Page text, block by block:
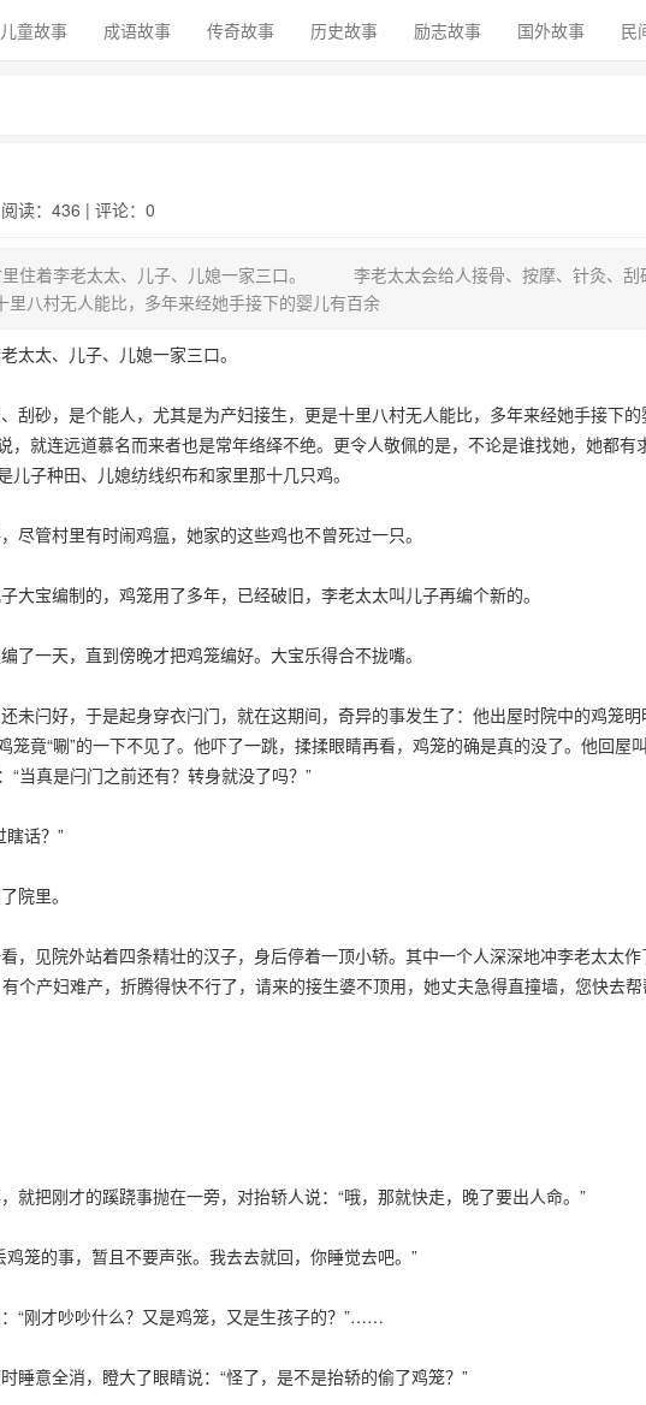
儿童故事 成语故事 传奇故事 历史故事 励志故事 国外故事 民
读：436 | 评论：0
着李老太太、儿子、儿媳一家三口。 李老太太会给人接骨、按摩、针灸、刮
八村无人能比，多年来经她手接下的婴儿有百余
太、儿子、儿媳一家三口。
砂，是个能人，尤其是为产妇接生，更是十里八村无人能比，多年来经她手接下的
，就连远道慕名而来者也是常年络绎不绝。更令人敬佩的是，不论是谁找她，她都有
子种田、儿媳纺线织布和家里那十几只鸡。
管村里有时闹鸡瘟，她家的这些鸡也不曾死过一只。
宝编制的，鸡笼用了多年，已经破旧，李老太太叫儿子再编个新的。
一天，直到傍晚才把鸡笼编好。大宝乐得合不拢嘴。
闩好，于是起身穿衣闩门，就在这期间，奇异的事发生了：他出屋时院中的鸡笼明
笼竟“唰”的一下不见了。他吓了一跳，揉揉眼睛再看，鸡笼的确是真的没了。他回屋
当真是闩门之前还有？转身就没了吗？”
话？”
里。
见院外站着四条精壮的汉子，身后停着一顶小轿。其中一个人深深地冲李老太太作
个产妇难产，折腾得快不行了，请来的接生婆不顶用，她丈夫急得直撞墙，您快去
把刚才的蹊跷事抛在一旁，对抬轿人说：“哦，那就快走，晚了要出人命。”
的事，暂且不要声张。我去去就回，你睡觉去吧。”
刚才吵吵什么？又是鸡笼，又是生孩子的？”……
意全消，瞪大了眼睛说：“怪了，是不是抬轿的偷了鸡笼？”